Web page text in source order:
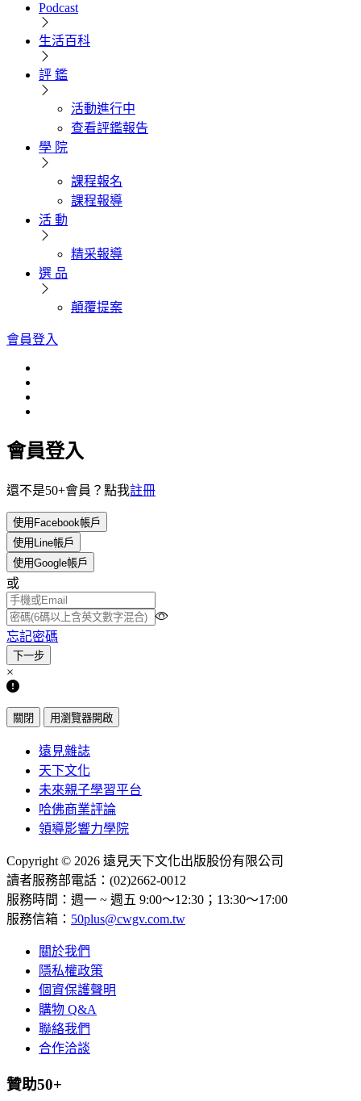
Podcast
生活百科
評 鑑
活動進行中
查看評鑑報告
學 院
課程報名
課程報導
活 動
精采報導
選 品
顛覆提案
會員登入
會員登入
還不是50+會員？點我註冊
使用Facebook帳戶
使用Line帳戶
使用Google帳戶
或
忘記密碼
×
關閉 用瀏覽器開啟
遠見雜誌
天下文化
未來親子學習平台
哈佛商業評論
領導影響力學院
Copyright © 2026 遠見天下文化出版股份有限公司
讀者服務部電話：(02)2662-0012
服務時間：週一 ~ 週五 9:00～12:30；13:30～17:00
服務信箱： 50plus@cwgv.com.tw
關於我們
隱私權政策
個資保護聲明
購物 Q&A
聯絡我們
合作洽談
贊助50+